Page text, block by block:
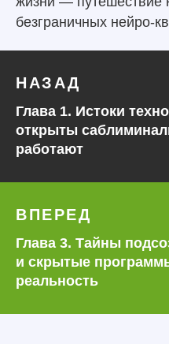
безграничных нейро-
НАЗАД
Глава 1. Истоки
открыты
работают
ВПЕРЕД
Глава 3. Тайны
и скрытые
реальность